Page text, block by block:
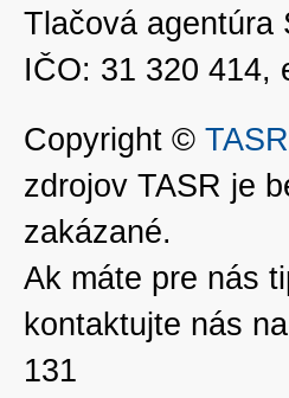
Tlačová agentúra
IČO: 31 320 414,
Copyright © TASR
zdrojov TASR je
zakázané.
Ak máte pre nás
kontaktujte nás na
131